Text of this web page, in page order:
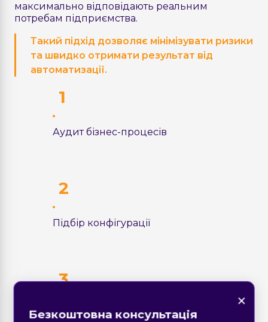
×
×
максимально відповідають реальним
потребам підприємства.
Такий підхід дозволяє мінімізувати ризики
та швидко отримати результат від
автоматизації.
Аудит бізнес-процесів
Підбір конфігурації
Встановлення та налаштування
Знайшли помилку на
×
Безкоштовна консультація